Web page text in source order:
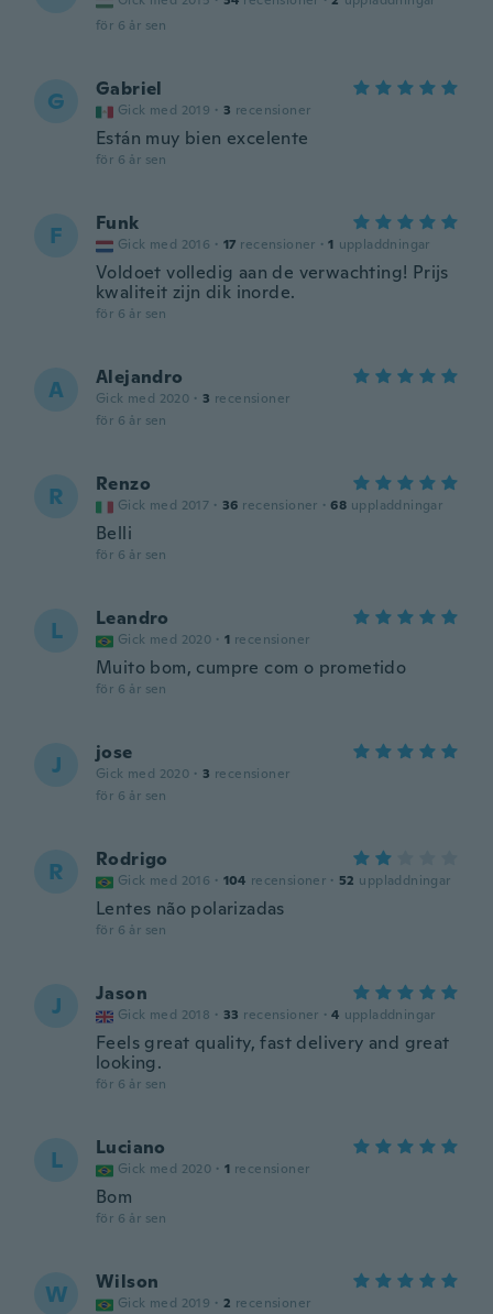
för 6 år sen
G Gabriel
Gick med 2019 · 3 recensioner
Están muy bien excelente
för 6 år sen
F Funk
Gick med 2016 · 17 recensioner · 1 uppladdningar
Voldoet volledig aan de verwachting! Prijs
kwaliteit zijn dik inorde.
för 6 år sen
A Alejandro
Gick med 2020 · 3 recensioner
för 6 år sen
R Renzo
Gick med 2017 · 36 recensioner · 68 uppladdningar
Belli
för 6 år sen
L Leandro
Gick med 2020 · 1 recensioner
Muito bom, cumpre com o prometido
för 6 år sen
J jose
Gick med 2020 · 3 recensioner
för 6 år sen
R Rodrigo
Gick med 2016 · 104 recensioner · 52 uppladdningar
Lentes não polarizadas
för 6 år sen
J Jason
Gick med 2018 · 33 recensioner · 4 uppladdningar
Feels great quality, fast delivery and great
looking.
för 6 år sen
L Luciano
Gick med 2020 · 1 recensioner
Bom
för 6 år sen
W Wilson
Gick med 2019 · 2 recensioner